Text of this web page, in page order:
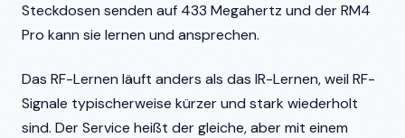
Steckdosen senden auf 433 Megahertz und der RM4
Pro kann sie lernen und ansprechen.
Das RF-Lernen läuft anders als das IR-Lernen, weil RF-
Signale typischerweise kürzer und stark wiederholt
sind. Der Service heißt der gleiche, aber mit einem